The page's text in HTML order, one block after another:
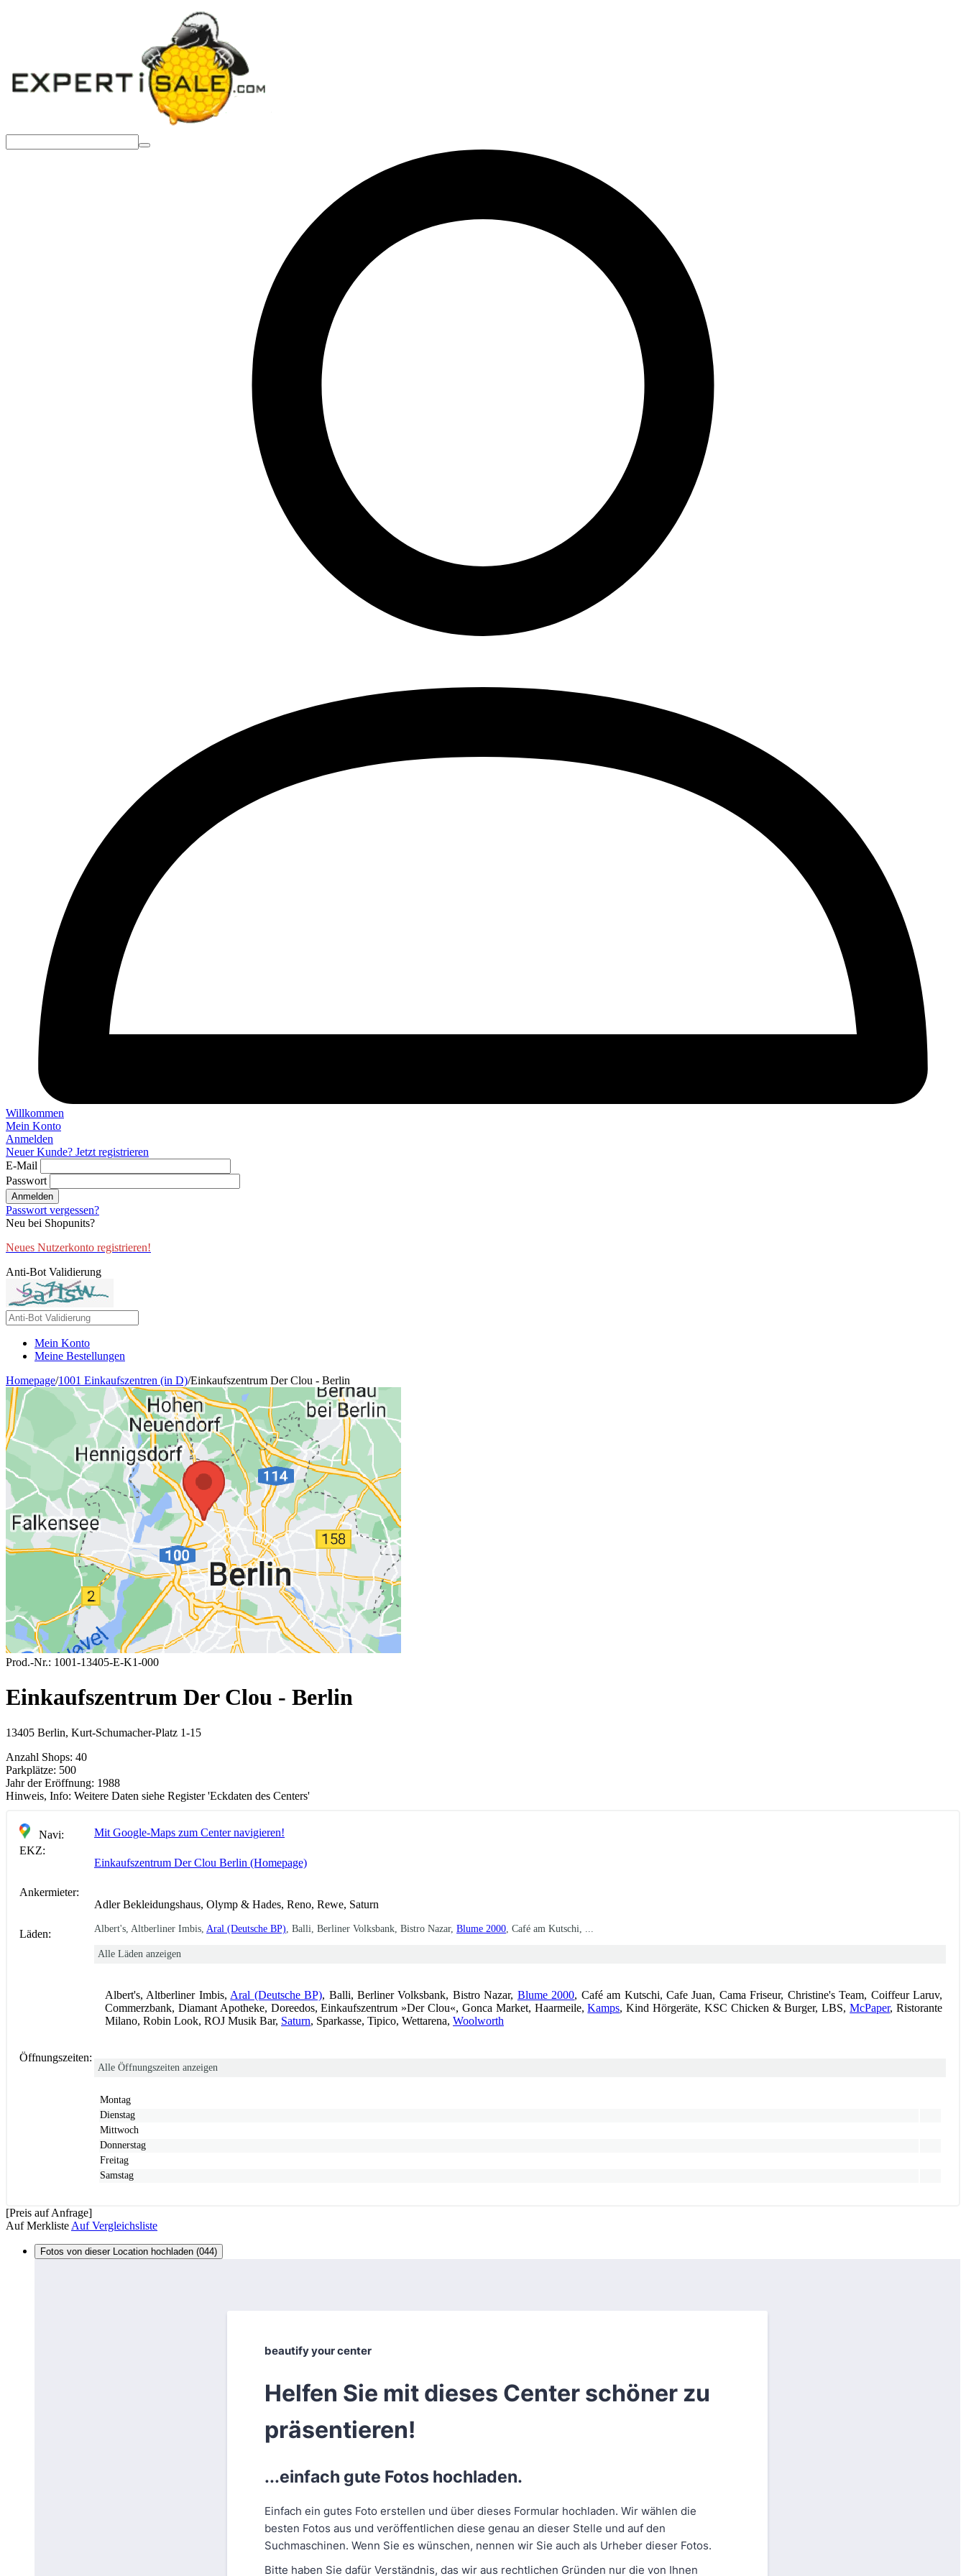
Willkommen
Mein Konto
Anmelden
Neuer Kunde? Jetzt registrieren
E-Mail
Passwort
Anmelden
Passwort vergessen?
Neu bei Shopunits?
Neues Nutzerkonto registrieren!
Anti-Bot Validierung
Mein Konto
Meine Bestellungen
Homepage/1001 Einkaufszentren (in D)/Einkaufszentrum Der Clou - Berlin
Prod.-Nr.: 1001-13405-E-K1-000
Einkaufszentrum Der Clou - Berlin
13405 Berlin, Kurt-Schumacher-Platz 1-15
Anzahl Shops: 40
Parkplätze: 500
Jahr der Eröffnung: 1988
Hinweis, Info: Weitere Daten siehe Register 'Eckdaten des Centers'
Navi:
Mit Google-Maps zum Center navigieren!
EKZ:
Einkaufszentrum Der Clou Berlin (Homepage)
Ankermieter:
Adler Bekleidungshaus, Olymp & Hades, Reno, Rewe, Saturn
Läden: Albert's, Altberliner Imbis, Aral (Deutsche BP) , Balli, Berliner Volksbank, Bistro Nazar, Blume 2000 , Café am Kutschi, ...
Alle Läden anzeigen
Albert's, Altberliner Imbis, Aral (Deutsche BP), Balli, Berliner Volksbank, Bistro Nazar, Blume 2000, Café am Kutschi, Cafe Juan, Cama Friseur, Christine's Team, Coiffeur Laruv,
Commerzbank, Diamant Apotheke, Doreedos, Einkaufszentrum »Der Clou«, Gonca Market, Haarmeile,Kamps, Kind Hörgeräte, KSC Chicken & Burger, LBS,McPaper, Ristorante
Milano, Robin Look, ROJ Musik Bar, Saturn, Sparkasse, Tipico, Wettarena, Woolworth
Öffnungszeiten:
Alle Öffnungszeiten anzeigen
Montag
Dienstag
Mittwoch
Donnerstag
Freitag
Samstag
[Preis auf Anfrage]
Auf Merkliste Auf Vergleichsliste
Fotos von dieser Location hochladen (044)